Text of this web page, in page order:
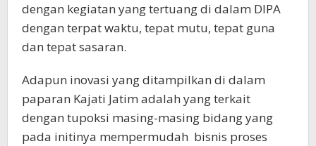
dengan kegiatan yang tertuang di dalam DIPA
dengan terpat waktu, tepat mutu, tepat guna
dan tepat sasaran.
Adapun inovasi yang ditampilkan di dalam
paparan Kajati Jatim adalah yang terkait
dengan tupoksi masing-masing bidang yang
pada initinya mempermudah bisnis proses